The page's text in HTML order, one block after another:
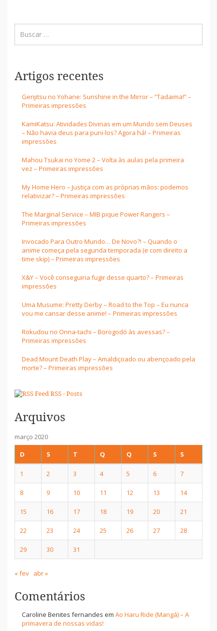
Artigos recentes
Genjitsu no Yohane: Sunshine in the Mirror – “Tadaima!” –
Primeiras impressões
KamiKatsu: Atividades Divinas em um Mundo sem Deuses
– Não havia deus para puni-los? Agora há! – Primeiras
impressões
Mahou Tsukai no Yome 2 – Volta às aulas pela primeira
vez – Primeiras impressões
My Home Hero – Justiça com as próprias mãos: podemos
relativizar? – Primeiras impressões
The Marginal Service – MIB pique Power Rangers –
Primeiras impressões
Invocado Para Outro Mundo… De Novo?! – Quando o
anime começa pela segunda temporada (e com direito a
time skip) – Primeiras impressões
X&Y – Você conseguiria fugir desse quarto? – Primeiras
impressões
Uma Musume: Pretty Derby – Road to the Top – Eu nunca
vou me cansar desse anime! – Primeiras impressões
Rokudou no Onna-tachi – Borogodó às avessas? –
Primeiras impressões
Dead Mount Death Play – Amaldiçoado ou abençoado pela
morte? – Primeiras impressões
RSS - Posts
Arquivos
março 2020
D
S T Q Q S S
1 2 3 4 5 6 7
8 9 10 11 12 13 14
15 16 17 18 19 20 21
22 23 24 25 26 27 28
29 30 31
« fev abr »
Comentários
Caroline Benites fernandes em Ao Haru Ride (Mangá) – A
primavera de nossas vidas!